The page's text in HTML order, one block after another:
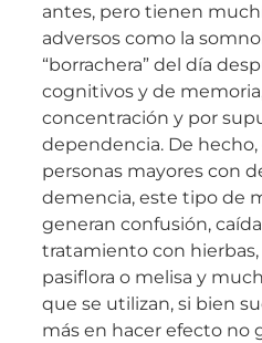
antes, pero tienen
adversos como la
“borrachera” del día
cognitivos y de
concentración y por
dependencia. De hecho,
personas mayores con
demencia, este tipo de
generan confusión,
tratamiento con hierbas,
pasiflora o melisa y
que se utilizan, si bien
más en hacer efecto no